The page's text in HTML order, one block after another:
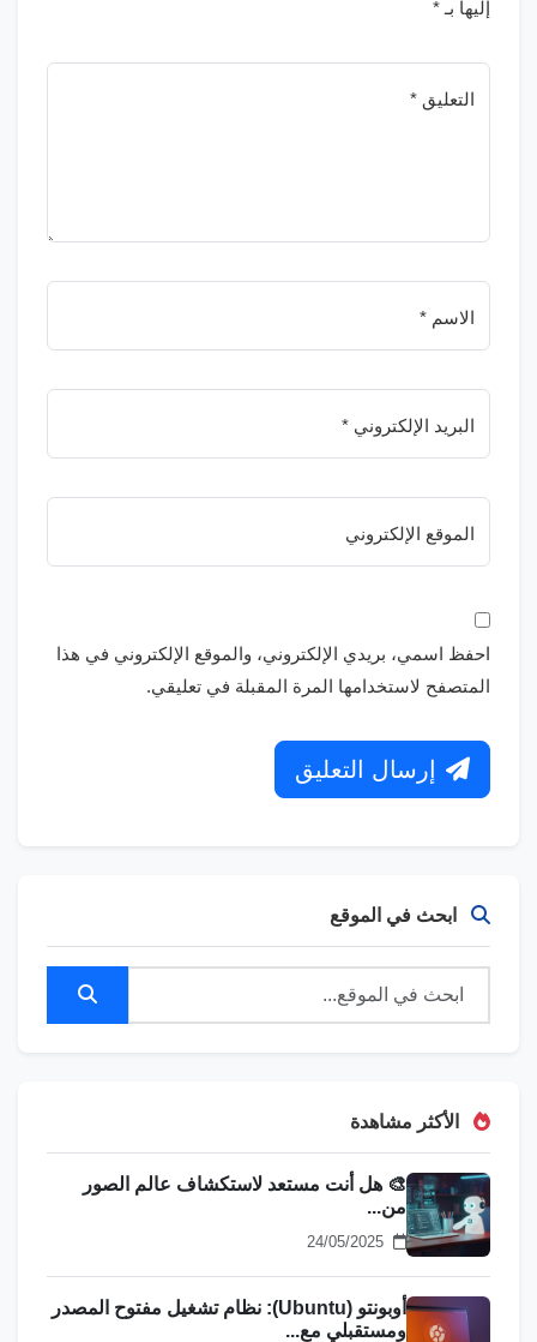
إليها بـ *
التعليق *
الاسم *
البريد الإلكتروني *
الموقع الإلكتروني
احفظ اسمي، بريدي الإلكتروني، والموقع الإلكتروني في هذا
المتصفح لاستخدامها المرة المقبلة في تعليقي.
إرسال التعليق
ابحث في الموقع
الأكثر مشاهدة
🎨 هل أنت مستعد لاستكشاف عالم الصور
من...
أوبونتو (Ubuntu): نظام تشغيل مفتوح المصدر
ومستقبلي مع...